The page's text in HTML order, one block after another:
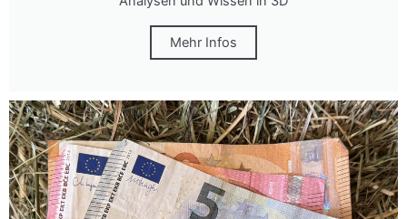
Mehr Infos